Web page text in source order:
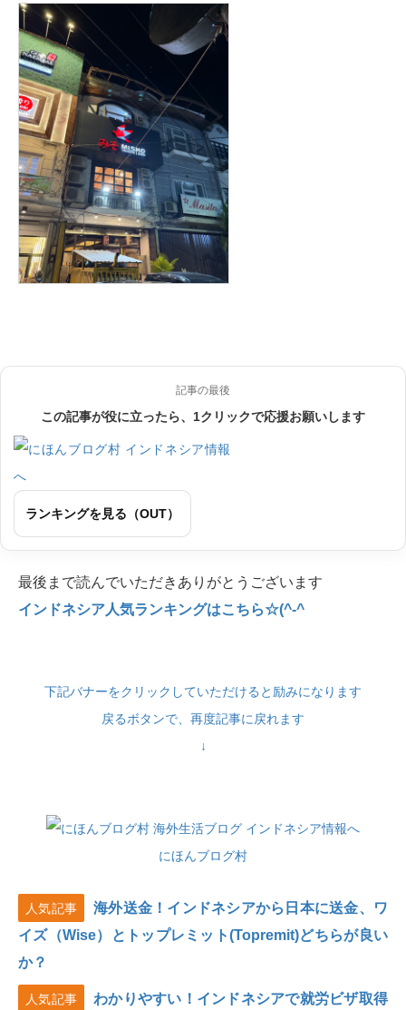
記事の最後
この記事が役に立ったら、1クリックで応援お願いします
ランキングを見る（OUT）
最後まで読んでいただきありがとうございます
インドネシア人気ランキングはこちら☆(^-^
下記バナーをクリックしていただけると励みになります
戻るボタンで、再度記事に戻れます
↓
にほんブログ村
人気記事
海外送金！インドネシアから日本に送金、ワ
イズ（Wise）とトップレミット(Topremit)どちらが良い
か？
人気記事
わかりやすい！インドネシアで就労ビザ取得